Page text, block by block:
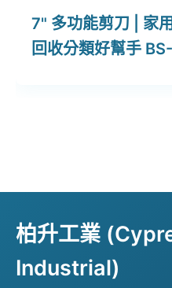
7" 多功能剪刀 | 家
回收分類好幫手
柏升工業
Industrial)